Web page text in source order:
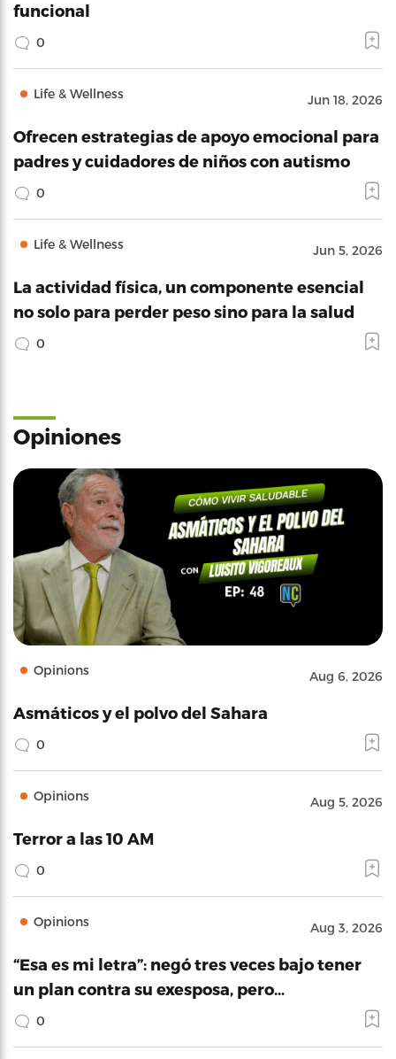
funcional
0
Life & Wellness Jun 18, 2026
Ofrecen estrategias de apoyo emocional para
padres y cuidadores de niños con autismo
0
Life & Wellness Jun 5, 2026
La actividad física, un componente esencial
no solo para perder peso sino para la salud
0
Opiniones
Opinions Aug 6, 2026
Asmáticos y el polvo del Sahara
0
Opinions Aug 5, 2026
Terror a las 10 AM
0
Opinions Aug 3, 2026
“Esa es mi letra”: negó tres veces bajo tener
un plan contra su exesposa, pero…
0